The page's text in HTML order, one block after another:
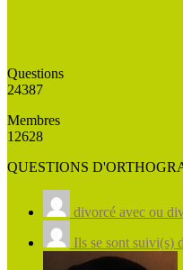
Questions
24387
Membres
12628
QUESTIONS
divorcé avec ou
Ils se sont suivi(s)